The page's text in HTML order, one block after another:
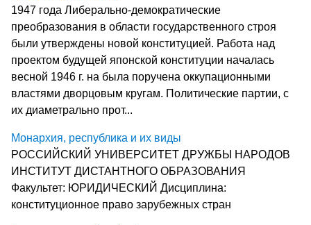
1947 года Либерально-демократические
преобразования в области государственного строя
были утверждены новой конституцией. Работа над
проектом будущей японской конституции началась
весной 1946 г. на была поручена оккупационными
властями дворцовым кругам. Политические партии, с
их диаметрально прот...
Монархия, республика и их виды
РОССИЙСКИЙ УНИВЕРСИТЕТ ДРУЖБЫ НАРОДОВ
ИНСТИТУТ ДИСТАНТНОГО ОБРАЗОВАНИЯ
Факультет: ЮРИДИЧЕСКИЙ Дисциплина:
конституционное право зарубежных стран